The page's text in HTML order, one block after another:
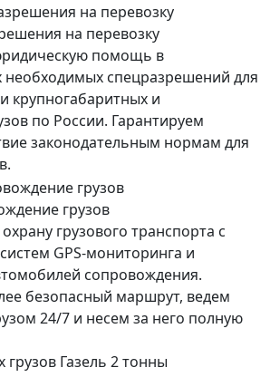
на перевозку
помощь в
спецразрешений для
крупногабаритных и
по России. Гарантируем
законодательным нормам для
грузов
грузового транспорта с
GPS-мониторинга и
сопровождения.
безопасный маршрут, ведем
24/7 и несем за него полную
грузов Газель 2 тонны